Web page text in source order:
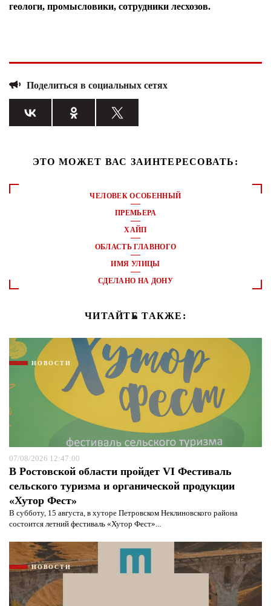
геологи, промысловики, сотрудники лесхозов.
Поделиться в социальных сетях
ЭТО МОЖЕТ ВАС ЗАИНТЕРЕСОВАТЬ:
ЧЕЛОВЕК ОСОБЕННЫЙ
ПРЕМЬЕРА
ХАЙП
ОБЛАСТЬ ГЛАВНОГО
ИМЯ УЛИЦЫ
СДЕЛАНО НА ДОНУ
ЧИТАЙТЕ ТАКЖЕ:
НОВОСТИ
07/08/2026 12:47:00
В Ростовской области пройдет VI Фестиваль
сельского туризма и органической продукции
«Хутор Фест»
В субботу, 15 августа, в хуторе Петровском Неклиновского района
состоится летний фестиваль «Хутор Фест»...
НОВОСТИ